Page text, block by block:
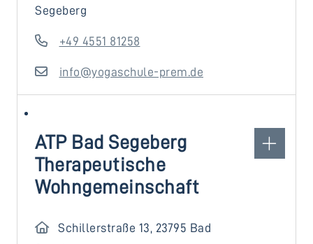
Segeberg
+49 4551 81258
info@yogaschule-prem.de
ATP Bad Segeberg
Therapeutische
Wohngemeinschaft
Schillerstraße 13, 23795 Bad